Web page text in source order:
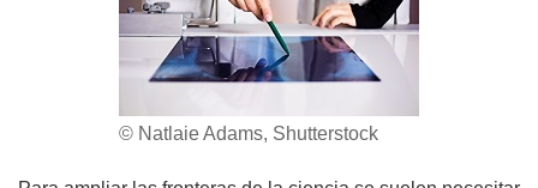
© Natlaie Adams, Shutterstock